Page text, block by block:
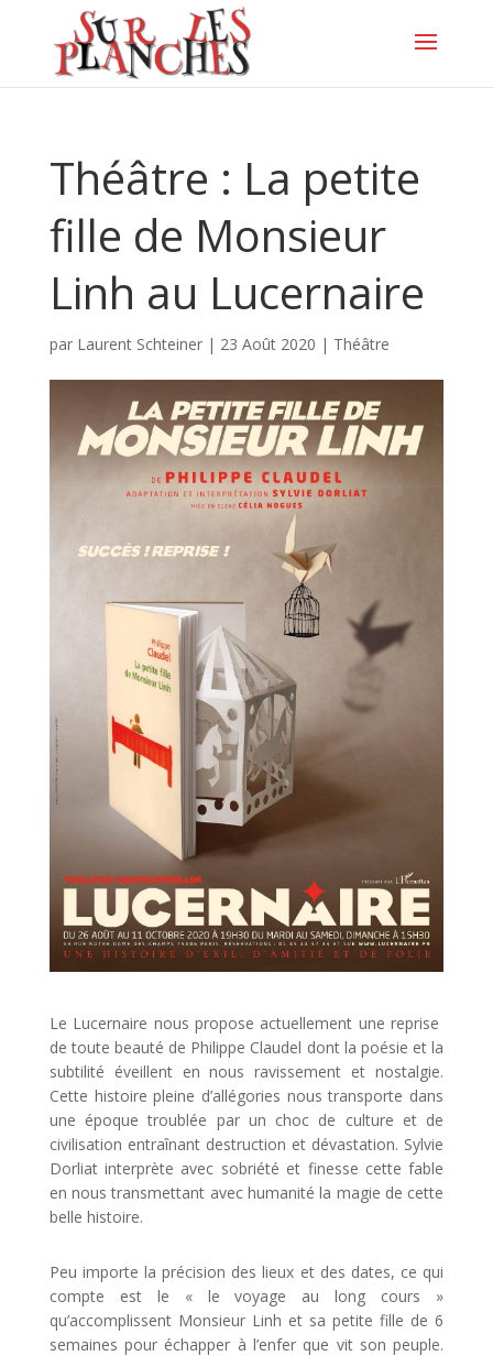
Théâtre : La petite
fille de Monsieur
Linh au Lucernaire
par Laurent Schteiner| 23 Août 2020 | Théâtre
Le Lucernaire nous propose actuellement une reprise
de toute beauté de Philippe Claudel dont la poésie et la
subtilité éveillent en nous ravissement et nostalgie.
Cette histoire pleine d’allégories nous transporte dans
une époque troublée par un choc de culture et de
civilisation entraînant destruction et dévastation. Sylvie
Dorliat interprète avec sobriété et finesse cette fable
en nous transmettant avec humanité la magie de cette
belle histoire.
Peu importe la précision des lieux et des dates, ce qui
compte est le « le voyage au long cours »
qu’accomplissent Monsieur Linh et sa petite fille de 6
semaines pour échapper à l’enfer que vit son peuple.